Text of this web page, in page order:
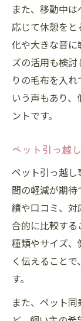
ペッ
長距
ペッ
方
長距
ペット引
ペッ
ペッ
ペッ
ペッ
また、移動中
応じて休憩をと
化や大きな音
ズの活用も検
りの毛布を入
いう声もあり
ントです。
ペット引っ越
ペット引っ越
間の軽減が期
績や口コミ、対
合的に比較する
種類やサイズ
く伝えること
す。
また、ペット